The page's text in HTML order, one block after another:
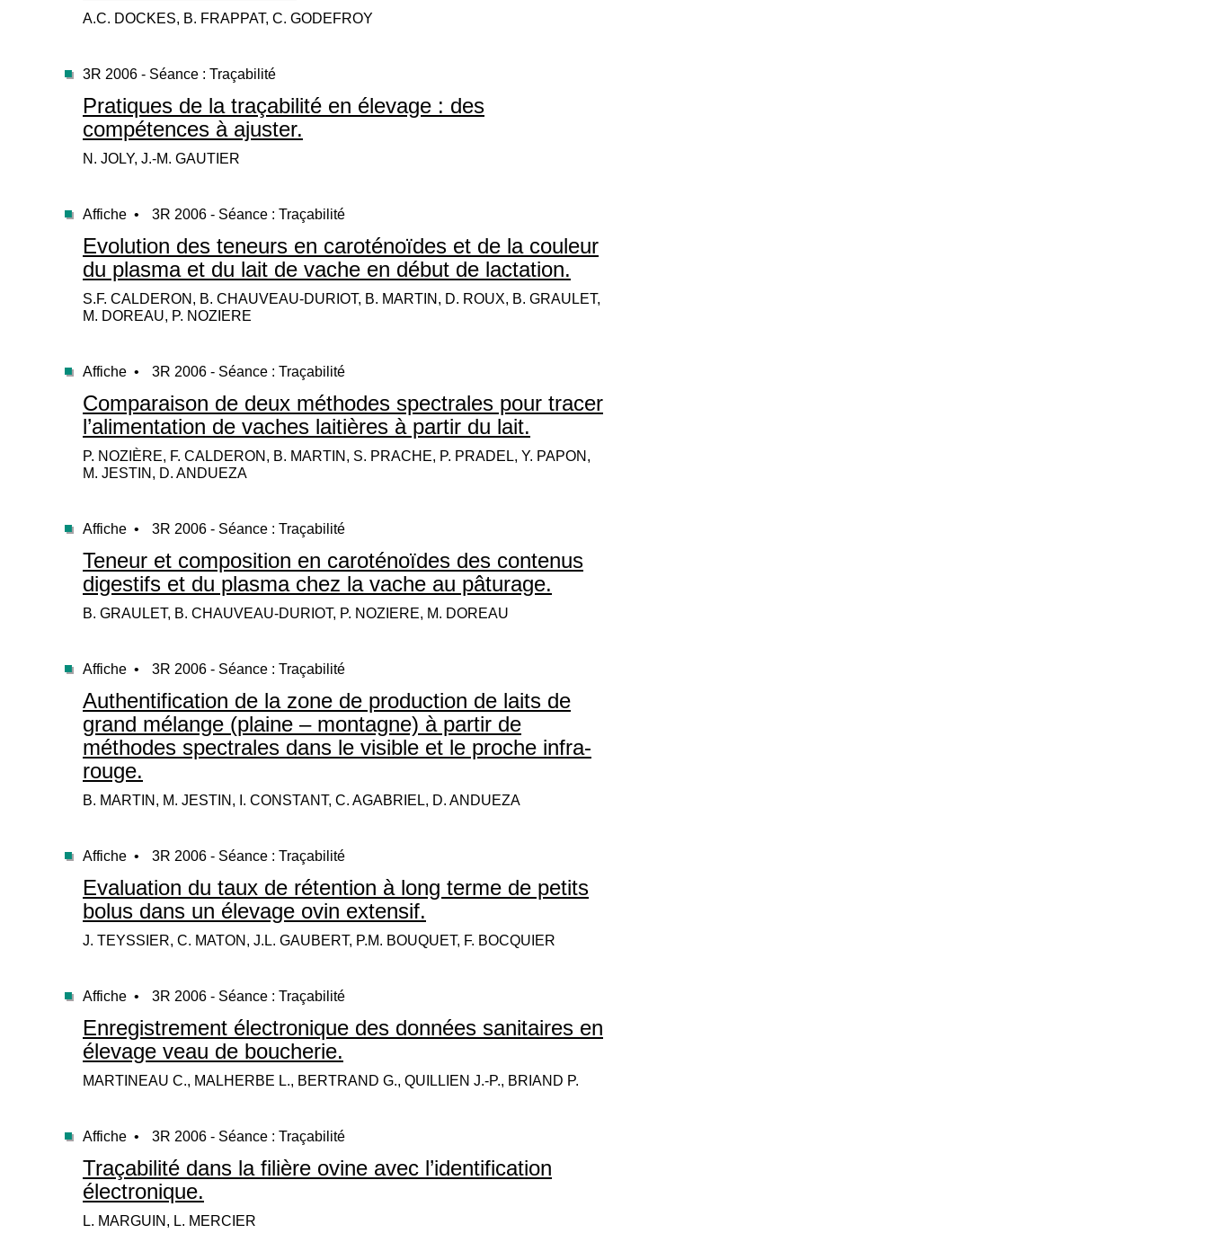
A.C. DOCKES, B. FRAPPAT, C. GODEFROY
3R 2006 - Séance : Traçabilité
Pratiques de la traçabilité en élevage : des
compétences à ajuster.
N. JOLY, J.-M. GAUTIER
Affiche • 3R 2006 - Séance : Traçabilité
Evolution des teneurs en caroténoïdes et de la couleur
du plasma et du lait de vache en début de lactation.
S.F. CALDERON, B. CHAUVEAU-DURIOT, B. MARTIN, D. ROUX, B. GRAULET,
M. DOREAU, P. NOZIERE
Affiche • 3R 2006 - Séance : Traçabilité
Comparaison de deux méthodes spectrales pour tracer
l’alimentation de vaches laitières à partir du lait.
P. NOZIÈRE, F. CALDERON, B. MARTIN, S. PRACHE, P. PRADEL, Y. PAPON,
M. JESTIN, D. ANDUEZA
Affiche • 3R 2006 - Séance : Traçabilité
Teneur et composition en caroténoïdes des contenus
digestifs et du plasma chez la vache au pâturage.
B. GRAULET, B. CHAUVEAU-DURIOT, P. NOZIERE, M. DOREAU
Affiche • 3R 2006 - Séance : Traçabilité
Authentification de la zone de production de laits de
grand mélange (plaine – montagne) à partir de
méthodes spectrales dans le visible et le proche infra-
rouge.
B. MARTIN, M. JESTIN, I. CONSTANT, C. AGABRIEL, D. ANDUEZA
Affiche • 3R 2006 - Séance : Traçabilité
Evaluation du taux de rétention à long terme de petits
bolus dans un élevage ovin extensif.
J. TEYSSIER, C. MATON, J.L. GAUBERT, P.M. BOUQUET, F. BOCQUIER
Affiche • 3R 2006 - Séance : Traçabilité
Enregistrement électronique des données sanitaires en
élevage veau de boucherie.
MARTINEAU C., MALHERBE L., BERTRAND G., QUILLIEN J.-P., BRIAND P.
Affiche • 3R 2006 - Séance : Traçabilité
Traçabilité dans la filière ovine avec l’identification
électronique.
L. MARGUIN, L. MERCIER